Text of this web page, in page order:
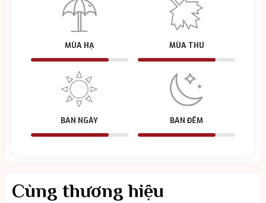
MÙA HẠ MÙA THU
BAN NGÀY BAN ĐÊM
Cùng thương hiệu